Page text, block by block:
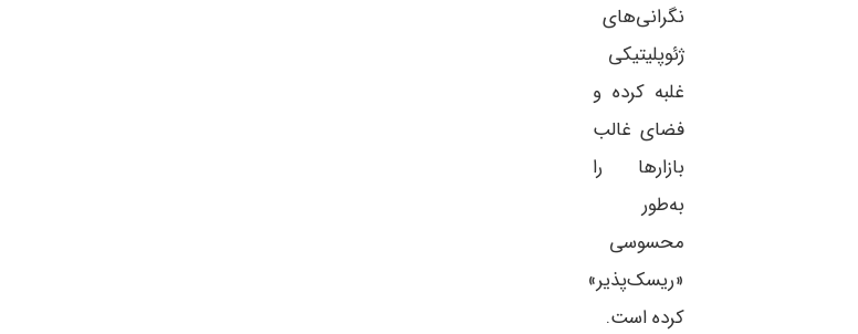
نگرانی‌های
ژئوپلیتیکی
غلبه کرده و
فضای غالب
بازارها را
به‌طور
محسوسی
«ریسک‌پذیر»
کرده است.